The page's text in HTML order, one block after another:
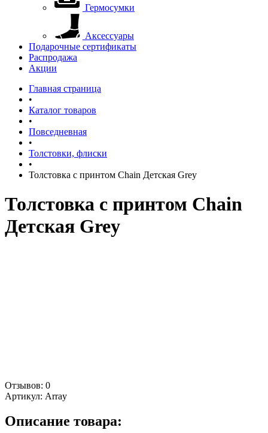
Гермосумки
Аксессуары
Подарочные сертификаты
Распродажа
Акции
Главная страница
•
Каталог товаров
•
Повседневная
•
Толстовки, флиски
•
Толстовка с принтом Chain Детская Grey
Толстовка с принтом Chain
Детская Grey
Отзывов: 0
Артикул: Array
Описание товара: